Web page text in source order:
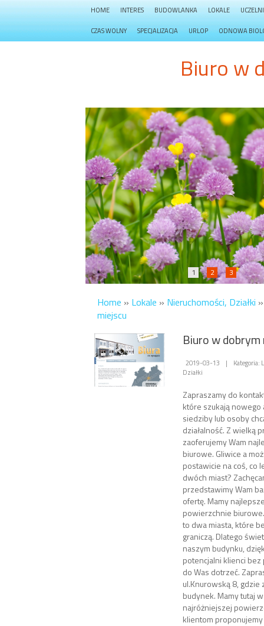
HOME INTERES BUDOWLANKA LOKALE
CZAS WOLNY SPECJALIZACJA URLOP ODNOWA
Biuro w
1 2 3
Home » Lokale » Nieruchomości, Działki
miejscu
Biuro w dobrym
2019-03-13 |
Kategoria:
Działki
Zapraszamy do
które szukają
siedziby lub osoby
działalność. Z wielką
zaoferujemy Wam
biurowe. Gliwice a
postawicie na coś, co
dwóch miast?
przedstawimy Wam
ofertę. Mamy
powierzchnie
to dwa miasta, które
graniczą. Dlatego
naszym budynku,
potencjalni klienci
do Was dotrzeć.
ul.Knurowską 8, gdzie
budynek. Mamy tutaj
najróżniejszej
klientom